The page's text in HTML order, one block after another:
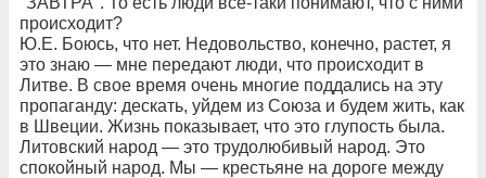
происходит?
Ю.Е. Боюсь, что нет. Недовольство, конечно, растет, я
это знаю — мне передают люди, что происходит в
Литве. В свое время очень многие поддались на эту
пропаганду: дескать, уйдем из Союза и будем жить, как
в Швеции. Жизнь показывает, что это глупость была.
Литовский народ — это трудолюбивый народ. Это
спокойный народ. Мы — крестьяне на дороге между